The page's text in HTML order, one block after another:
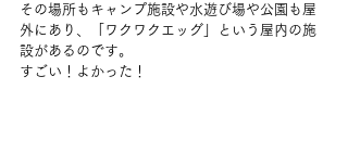
その場所もキャンプ施設や水遊び場や公園も屋
外にあり、「ワクワクエッグ」という屋内の施
設があるのです。
すごい！よかった！